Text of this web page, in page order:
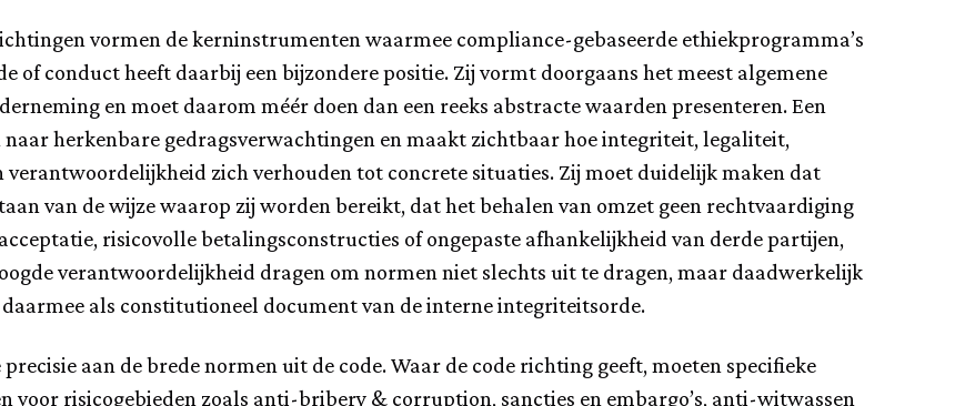
vormen de kerninstrumenten waarmee compliance-gebaseerde ethiekprogramma’s
of conduct heeft daarbij een bijzondere positie. Zij vormt doorgaans het meest algemene
en moet daarom méér doen dan een reeks abstracte waarden presenteren. Een
herkenbare gedragsverwachtingen en maakt zichtbaar hoe integriteit, legaliteit,
zich verhouden tot concrete situaties. Zij moet duidelijk maken dat
van de wijze waarop zij worden bereikt, dat het behalen van omzet geen rechtvaardiging
risicovolle betalingsconstructies of ongepaste afhankelijkheid van derde partijen,
verantwoordelijkheid dragen om normen niet slechts uit te dragen, maar daadwerkelijk
als constitutioneel document van de interne integriteitsorde.
aan de brede normen uit de code. Waar de code richting geeft, moeten specifieke
voor risicogebieden zoals anti-bribery & corruption, sancties en embargo’s, anti-witwassen